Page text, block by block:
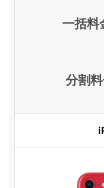
一括料
分割